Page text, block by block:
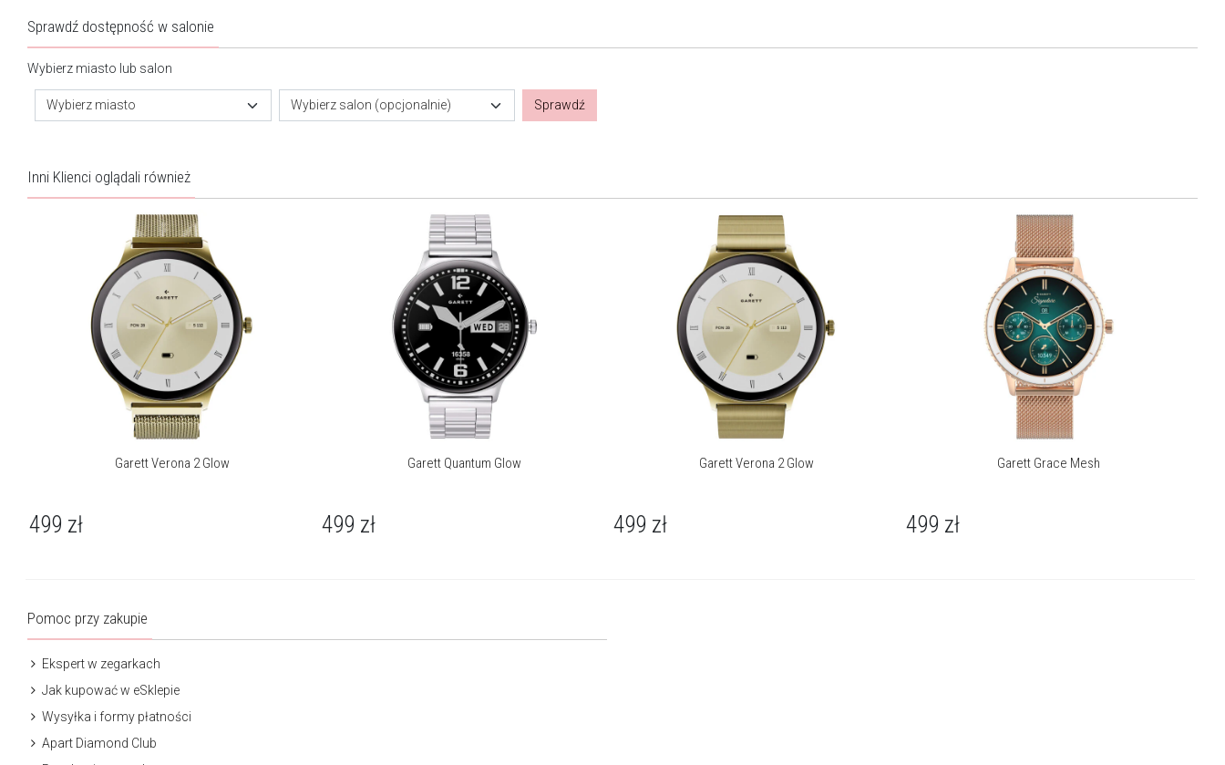
Sprawdź dostępność w salonie
Wybierz miasto lub salon
Wybierz miasto Wybierz salon (opcjonalnie) Sprawdź
Inni Klienci oglądali również
Garett Verona 2 Glow
499 zł
Garett Quantum Glow
499 zł
Garett Verona 2 Glow
499 zł
Garett Grace Mesh
499 zł
Pomoc przy zakupie
Ekspert w zegarkach
Jak kupować w eSklepie
Wysyłka i formy płatności
Apart Diamond Club